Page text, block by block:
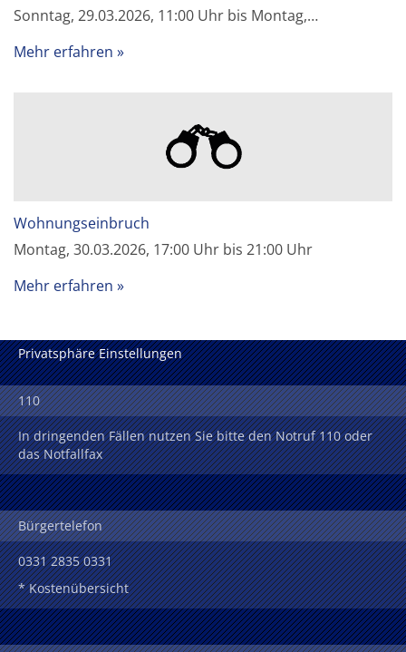
Sonntag, 29.03.2026, 11:00 Uhr bis Montag,…
Mehr erfahren
Wohnungseinbruch
Montag, 30.03.2026, 17:00 Uhr bis 21:00 Uhr
Mehr erfahren
Privatsphäre Einstellungen
110
In dringenden Fällen nutzen Sie bitte den Notruf 110 oder
das Notfallfax
Bürgertelefon
0331 2835 0331
* Kostenübersicht